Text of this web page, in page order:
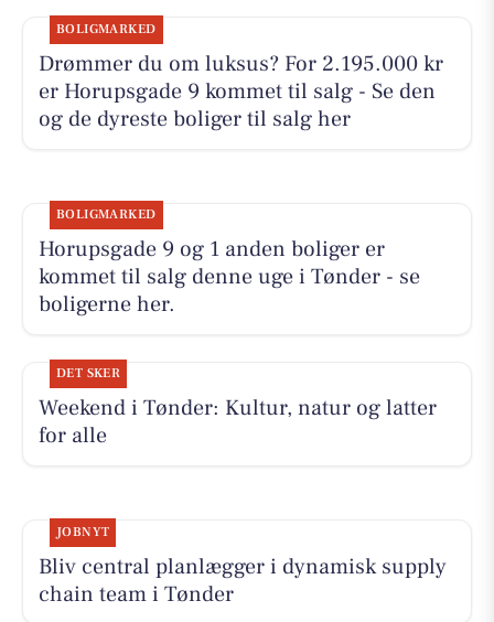
BOLIGMARKED
Drømmer du om luksus? For 2.195.000 kr
er Horupsgade 9 kommet til salg - Se den
og de dyreste boliger til salg her
BOLIGMARKED
Horupsgade 9 og 1 anden boliger er
kommet til salg denne uge i Tønder - se
boligerne her.
DET SKER
Weekend i Tønder: Kultur, natur og latter
for alle
JOBNYT
Bliv central planlægger i dynamisk supply
chain team i Tønder